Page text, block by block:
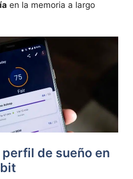
en la memoria a largo
de sueño en